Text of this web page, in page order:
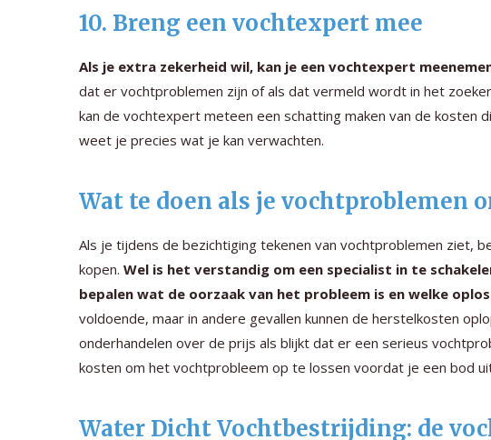
10. Breng een vochtexpert mee
Als je extra zekerheid wil, kan je een vochtexpert
dat er vochtproblemen zijn of als dat vermeld wordt in het
kan de vochtexpert meteen een schatting maken van de
weet je precies wat je kan verwachten.
Wat te doen als je vochtproblemen
Als je tijdens de bezichtiging tekenen van vochtproblemen ziet,
kopen. Wel is het verstandig om een specialist in te
bepalen wat de oorzaak van het probleem is en welke
voldoende, maar in andere gevallen kunnen de herstelkosten
onderhandelen over de prijs als blijkt dat er een serieus
kosten om het vochtprobleem op te lossen voordat je een bod
Water Dicht Vochtbestrijding: de